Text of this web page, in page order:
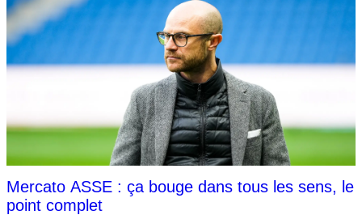
Mercato ASSE : ça bouge dans tous les sens, le
point complet